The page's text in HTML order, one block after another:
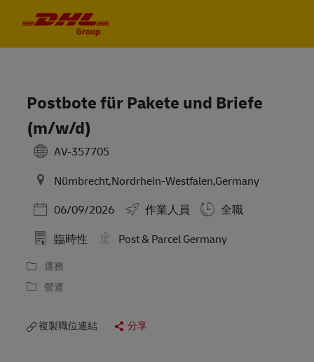
Postbote für Pakete und Briefe
(m/w/d)
AV-357705
Nümbrecht,Nordrhein-Westfalen,Germany
Posted Date
06/09/2026 作業人員
全職
臨時性
Post & Parcel Germany
運務
營運
複製職位連結 分享